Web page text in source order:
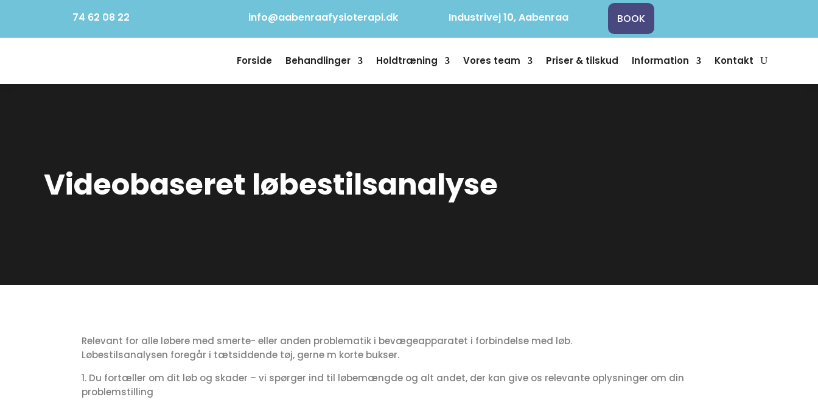
74 62 08 22 info@aabenraafysioterapi.dk Industrivej 10, Aabenraa BOOK
Forside Behandlinger Holdtræning Vores team Priser & tilskud Information Kontakt
Videobaseret løbestilsanalyse
Relevant for alle løbere med smerte- eller anden problematik i bevægeapparatet i forbindelse med løb.
Løbestilsanalysen foregår i tætsiddende tøj, gerne m korte bukser.
1. Du fortæller om dit løb og skader – vi spørger ind til løbemængde og alt andet, der kan give os relevante oplysninger om din
problemstilling